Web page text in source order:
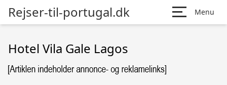
Rejser-til-portugal.dk Menu
Hotel Vila Gale Lagos